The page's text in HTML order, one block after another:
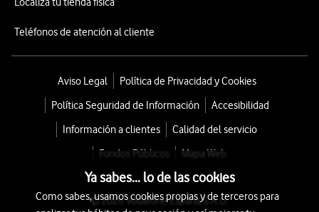
Teléfonos de atención al cliente
Aviso Legal
Política de Privacidad y Cookies
Política Seguridad de Información
Accesibilidad
Información a clientes
Calidad del servicio
Fondos Públicos
Mapa Web
© 2026 Vodafone España S.A.U.
Ya sabes... lo de las cookies
Como sabes, usamos cookies propias y de terceros para